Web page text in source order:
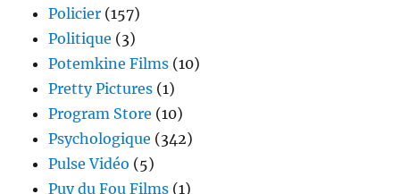
Policier (157)
Politique (3)
Potemkine Films (10)
Pretty Pictures (1)
Program Store (10)
Psychologique (342)
Pulse Vidéo (5)
Puy du Fou Films (1)